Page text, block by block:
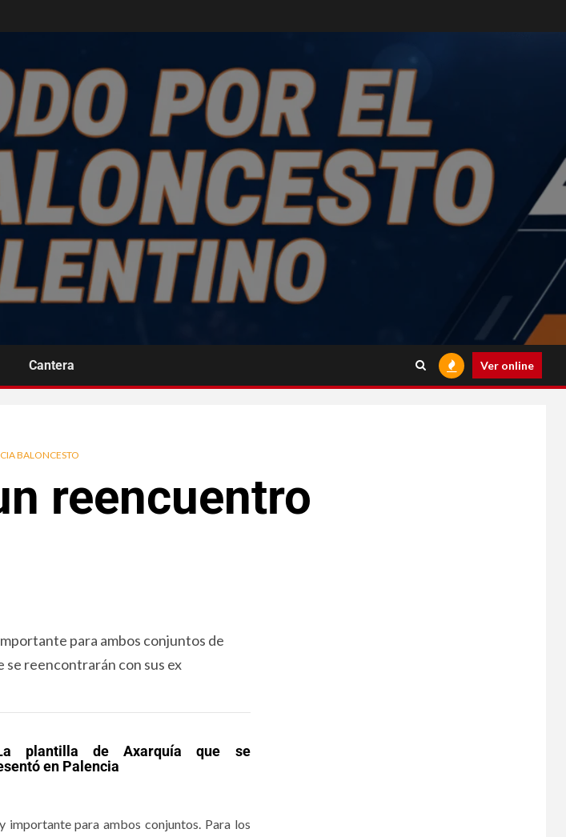
Cantera Ver online
BALONCESTO
reencuentro
para ambos conjuntos de
se reencontrarán con sus ex
importante para ambos conjuntos. Para los